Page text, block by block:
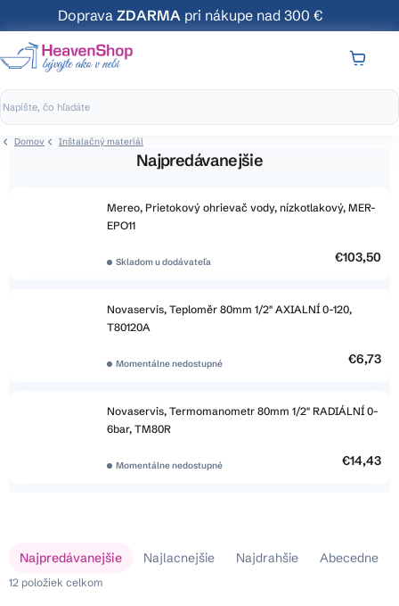
na
obsah
Doprava ZDARMA pri nákupe nad 300 €
KOŠÍK
Domov Inštalačný materiál
Najpredávanejšie
Mereo, Prietokový ohrievač vody, nízkotlakový, MER-
EPO11
Skladom u dodávateľa €103,50
Novaservis, Teploměr 80mm 1/2" AXIALNÍ 0-120,
T80120A
Momentálne nedostupné €6,73
Novaservis, Termomanometr 80mm 1/2" RADIÁLNÍ 0-
6bar, TM80R
Momentálne nedostupné €14,43
d
Najpredávanejšie Najlacnejšie Najdrahšie Abecedne
12 položiek celkom
p